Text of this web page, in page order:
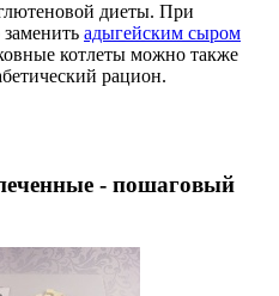
диеты. При
адыгейским сыром
котлеты можно также
рацион.
- пошаговый